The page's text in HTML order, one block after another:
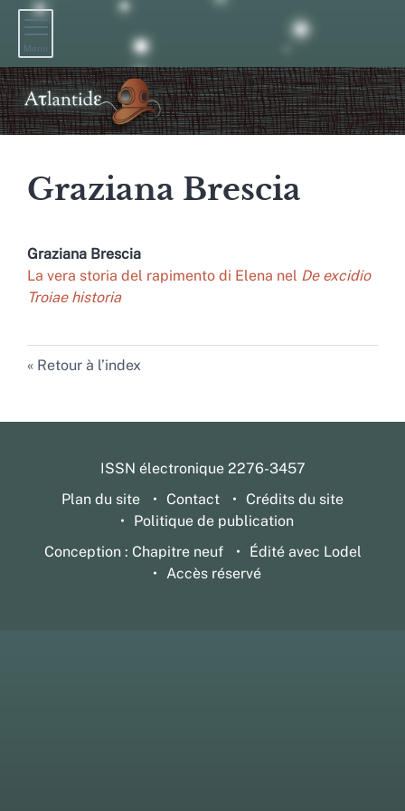
Menu
Graziana Brescia
Graziana Brescia
La vera storia del rapimento di Elena nel De excidio
Troiae historia
Retour à l’index
ISSN électronique 2276-3457
Plan du site
Contact
Crédits du site
Politique de publication
Conception : Chapitre neuf
Édité avec Lodel
Accès réservé